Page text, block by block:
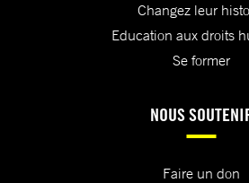
Changez leur
Education aux droits
Se former
NOUS
Faire un don